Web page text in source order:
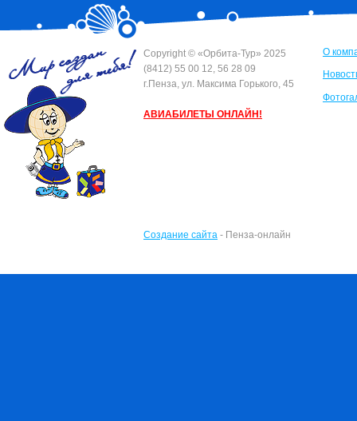
Сopyright © «Орбита-Тур» 2025
(8412) 55 00 12, 56 28 09
г.Пенза, ул. Максима Горького, 45
АВИАБИЛЕТЫ ОНЛАЙН!
Создание сайта - Пенза-онлайн
О